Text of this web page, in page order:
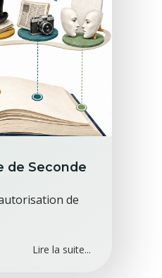
de Seconde
de
Lire la suite...